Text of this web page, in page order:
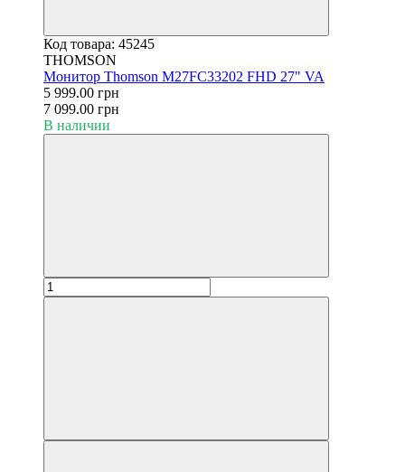
Код товара: 45245
THOMSON
Монитор Thomson M27FC33202 FHD 27" VA
5 999.00 грн
7 099.00 грн
В наличии